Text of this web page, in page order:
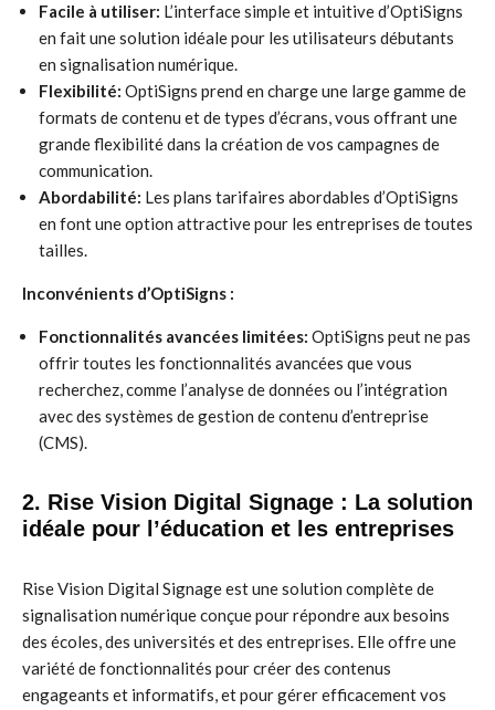
Facile à utiliser: L’interface simple et intuitive d’OptiSigns
en fait une solution idéale pour les utilisateurs débutants
en signalisation numérique.
Flexibilité: OptiSigns prend en charge une large gamme de
formats de contenu et de types d’écrans, vous offrant une
grande flexibilité dans la création de vos campagnes de
communication.
Abordabilité: Les plans tarifaires abordables d’OptiSigns
en font une option attractive pour les entreprises de toutes
tailles.
Inconvénients d’OptiSigns :
Fonctionnalités avancées limitées: OptiSigns peut ne pas
offrir toutes les fonctionnalités avancées que vous
recherchez, comme l’analyse de données ou l’intégration
avec des systèmes de gestion de contenu d’entreprise
(CMS).
2. Rise Vision Digital Signage : La solution
idéale pour l’éducation et les entreprises
Rise Vision Digital Signage est une solution complète de
signalisation numérique conçue pour répondre aux besoins
des écoles, des universités et des entreprises. Elle offre une
variété de fonctionnalités pour créer des contenus
engageants et informatifs, et pour gérer efficacement vos